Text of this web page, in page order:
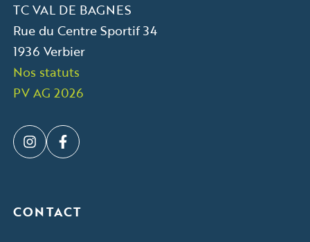
TC VAL DE BAGNES
Rue du Centre Sportif 34
1936 Verbier
Nos statuts
PV AG 2026
CONTACT